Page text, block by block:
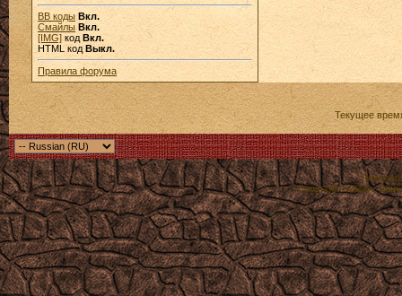
BB коды Вкл.
Смайлы Вкл.
[IMG] код Вкл.
HTML код Выкл.
Правила форума
Текущее
Powered
Copyright ©2000 -